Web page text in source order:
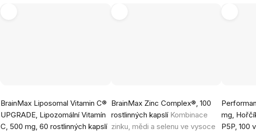
BrainMax Liposomal Vitamin C®
UPGRADE, Lipozomální Vitamín
C, 500 mg, 60 rostlinných kapslí
hodnocení
produktu
BrainMax Zinc Complex®, 100
rostlinných kapslí Kombinace
zinku, mědi a selenu ve vysoce
hodnocení
produktu
mg,
P5P, 100
produktu